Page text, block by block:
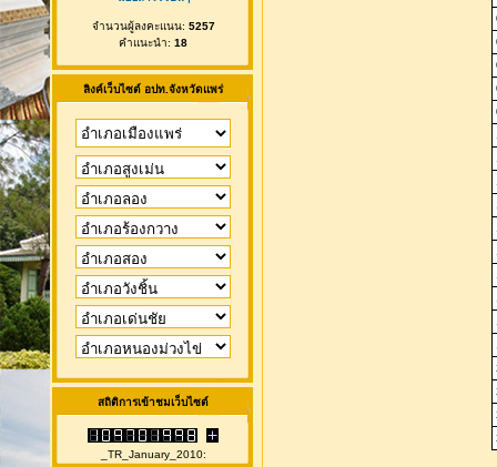
จำนวนผู้ลงคะแนน: 5257
คำแนะนำ: 18
ลิงค์เว็บไซต์ อปท.จังหวัดแพร่
สถิติการเข้าชมเว็บไซต์
_TR_January_2010: